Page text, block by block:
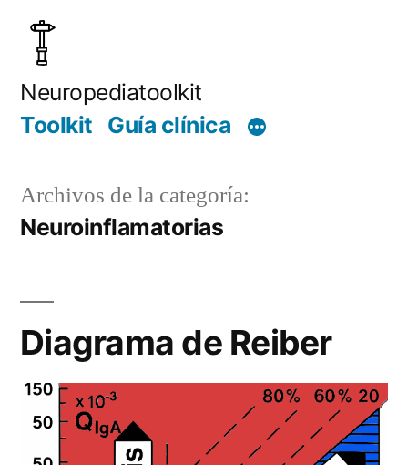
Saltar
contenido
Neuropediatoolkit
Toolkit Guía clínica
Archivos de la categoría:
Neuroinflamatorias
Diagrama de Reiber